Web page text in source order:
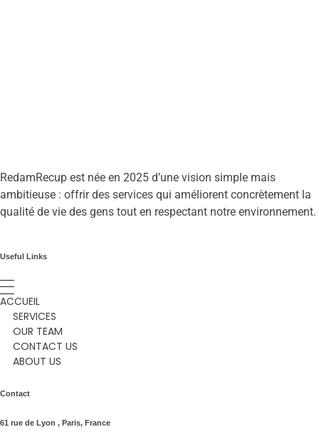
RedamRecup est née en 2025 d’une vision simple mais
ambitieuse : offrir des services qui améliorent concrètement la
qualité de vie des gens tout en respectant notre environnement.
Useful Links
ACCUEIL
SERVICES
OUR TEAM
CONTACT US
ABOUT US
Contact
61 rue de Lyon , Paris, France